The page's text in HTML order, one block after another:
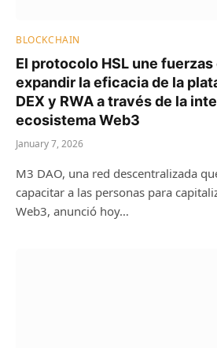
BLOCKCHAIN
El protocolo HSL une fuerzas
expandir la eficacia de la
DEX y RWA a través de la
ecosistema Web3
January 7, 2026
M3 DAO, una red descentralizada
capacitar a las personas para
Web3, anunció hoy…